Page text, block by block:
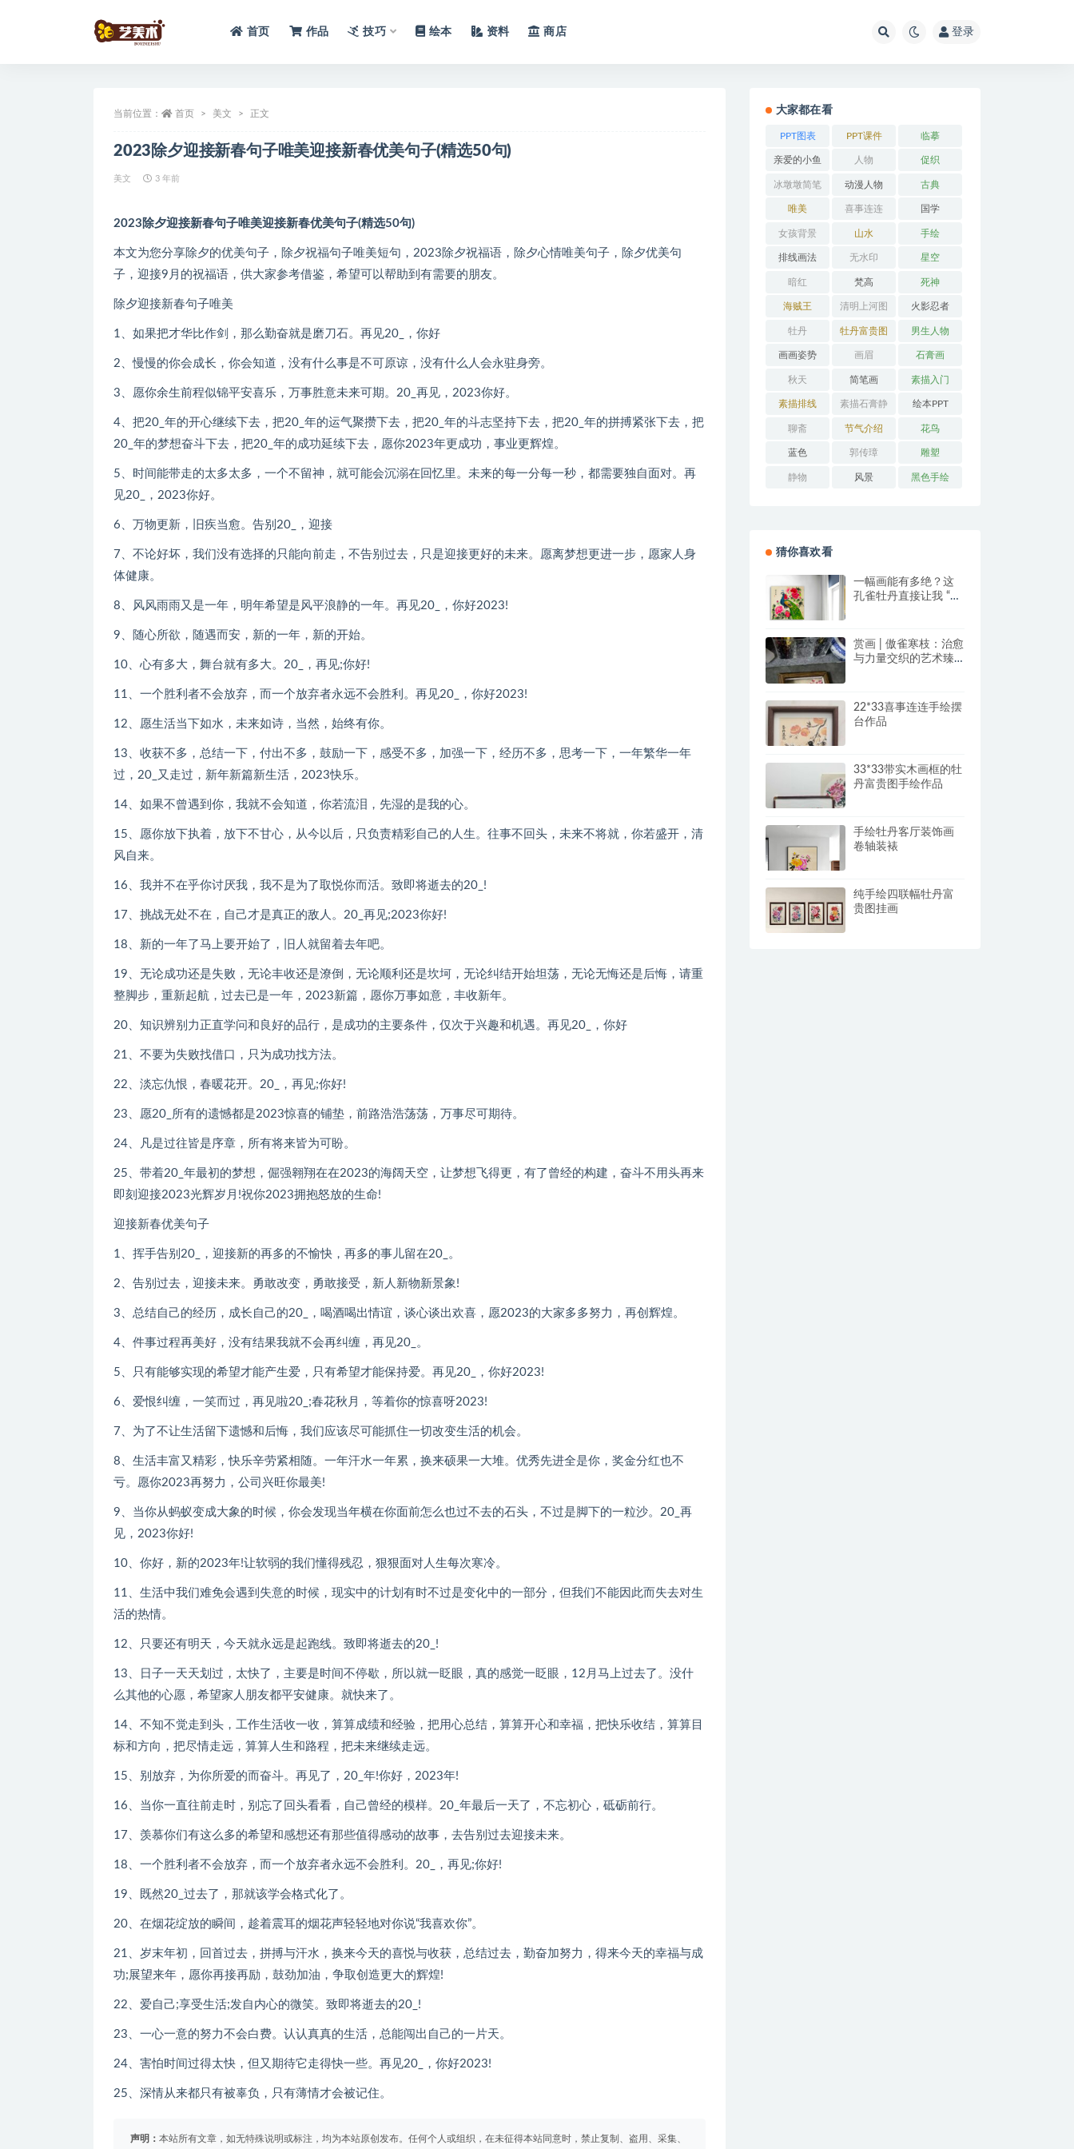
首页 作品 技巧 绘本 资料 商店 登录
当前位置： 首页 美文 正文
2023除夕迎接新春句子唯美迎接新春优美句子(精选50句)
美文 3 年前
2023除夕迎接新春句子唯美迎接新春优美句子(精选50句)
本文为您分享除夕的优美句子，除夕祝福句子唯美短句，2023除夕祝福语，除夕心情唯美句子，除夕优美句
子，迎接9月的祝福语，供大家参考借鉴，希望可以帮助到有需要的朋友。
除夕迎接新春句子唯美
1、如果把才华比作剑，那么勤奋就是磨刀石。再见20_，你好
2、慢慢的你会成长，你会知道，没有什么事是不可原谅，没有什么人会永驻身旁。
3、愿你余生前程似锦平安喜乐，万事胜意未来可期。20_再见，2023你好。
4、把20_年的开心继续下去，把20_年的运气聚攒下去，把20_年的斗志坚持下去，把20_年的拼搏紧张下去，把
20_年的梦想奋斗下去，把20_年的成功延续下去，愿你2023年更成功，事业更辉煌。
5、时间能带走的太多太多，一个不留神，就可能会沉溺在回忆里。未来的每一分每一秒，都需要独自面对。再
见20_，2023你好。
6、万物更新，旧疾当愈。告别20_，迎接
7、不论好坏，我们没有选择的只能向前走，不告别过去，只是迎接更好的未来。愿离梦想更进一步，愿家人身
体健康。
8、风风雨雨又是一年，明年希望是风平浪静的一年。再见20_，你好2023!
9、随心所欲，随遇而安，新的一年，新的开始。
10、心有多大，舞台就有多大。20_，再见;你好!
11、一个胜利者不会放弃，而一个放弃者永远不会胜利。再见20_，你好2023!
12、愿生活当下如水，未来如诗，当然，始终有你。
13、收获不多，总结一下，付出不多，鼓励一下，感受不多，加强一下，经历不多，思考一下，一年繁华一年
过，20_又走过，新年新篇新生活，2023快乐。
14、如果不曾遇到你，我就不会知道，你若流泪，先湿的是我的心。
15、愿你放下执着，放下不甘心，从今以后，只负责精彩自己的人生。往事不回头，未来不将就，你若盛开，清
风自来。
16、我并不在乎你讨厌我，我不是为了取悦你而活。致即将逝去的20_!
17、挑战无处不在，自己才是真正的敌人。20_再见;2023你好!
18、新的一年了马上要开始了，旧人就留着去年吧。
19、无论成功还是失败，无论丰收还是潦倒，无论顺利还是坎坷，无论纠结开始坦荡，无论无悔还是后悔，请重
整脚步，重新起航，过去已是一年，2023新篇，愿你万事如意，丰收新年。
20、知识辨别力正直学问和良好的品行，是成功的主要条件，仅次于兴趣和机遇。再见20_，你好
21、不要为失败找借口，只为成功找方法。
22、淡忘仇恨，春暖花开。20_，再见;你好!
23、愿20_所有的遗憾都是2023惊喜的铺垫，前路浩浩荡荡，万事尽可期待。
24、凡是过往皆是序章，所有将来皆为可盼。
25、带着20_年最初的梦想，倔强翱翔在在2023的海阔天空，让梦想飞得更，有了曾经的构建，奋斗不用头再来
即刻迎接2023光辉岁月!祝你2023拥抱怒放的生命!
迎接新春优美句子
1、挥手告别20_，迎接新的再多的不愉快，再多的事儿留在20_。
2、告别过去，迎接未来。勇敢改变，勇敢接受，新人新物新景象!
3、总结自己的经历，成长自己的20_，喝酒喝出情谊，谈心谈出欢喜，愿2023的大家多多努力，再创辉煌。
4、件事过程再美好，没有结果我就不会再纠缠，再见20_。
5、只有能够实现的希望才能产生爱，只有希望才能保持爱。再见20_，你好2023!
6、爱恨纠缠，一笑而过，再见啦20_;春花秋月，等着你的惊喜呀2023!
7、为了不让生活留下遗憾和后悔，我们应该尽可能抓住一切改变生活的机会。
8、生活丰富又精彩，快乐辛劳紧相随。一年汗水一年累，换来硕果一大堆。优秀先进全是你，奖金分红也不
亏。愿你2023再努力，公司兴旺你最美!
9、当你从蚂蚁变成大象的时候，你会发现当年横在你面前怎么也过不去的石头，不过是脚下的一粒沙。20_再
见，2023你好!
10、你好，新的2023年!让软弱的我们懂得残忍，狠狠面对人生每次寒冷。
11、生活中我们难免会遇到失意的时候，现实中的计划有时不过是变化中的一部分，但我们不能因此而失去对生
活的热情。
12、只要还有明天，今天就永远是起跑线。致即将逝去的20_!
13、日子一天天划过，太快了，主要是时间不停歇，所以就一眨眼，真的感觉一眨眼，12月马上过去了。没什
么其他的心愿，希望家人朋友都平安健康。就快来了。
14、不知不觉走到头，工作生活收一收，算算成绩和经验，把用心总结，算算开心和幸福，把快乐收结，算算目
标和方向，把尽情走远，算算人生和路程，把未来继续走远。
15、别放弃，为你所爱的而奋斗。再见了，20_年!你好，2023年!
16、当你一直往前走时，别忘了回头看看，自己曾经的模样。20_年最后一天了，不忘初心，砥砺前行。
17、羡慕你们有这么多的希望和感想还有那些值得感动的故事，去告别过去迎接未来。
18、一个胜利者不会放弃，而一个放弃者永远不会胜利。20_，再见;你好!
19、既然20_过去了，那就该学会格式化了。
20、在烟花绽放的瞬间，趁着震耳的烟花声轻轻地对你说“我喜欢你”。
21、岁末年初，回首过去，拼搏与汗水，换来今天的喜悦与收获，总结过去，勤奋加努力，得来今天的幸福与成
功;展望来年，愿你再接再励，鼓劲加油，争取创造更大的辉煌!
22、爱自己;享受生活;发自内心的微笑。致即将逝去的20_!
23、一心一意的努力不会白费。认认真真的生活，总能闯出自己的一片天。
24、害怕时间过得太快，但又期待它走得快一些。再见20_，你好2023!
25、深情从来都只有被辜负，只有薄情才会被记住。
声明： 本站所有文章，如无特殊说明或标注，均为本站原创发布。任何个人或组织，在未征得本站同意时，禁止复制、盗用、采集、
大家都在看
PPT图表 PPT课件 临摹
亲爱的小鱼 人物 促织
冰墩墩简笔
画
动漫人物 古典
唯美 喜事连连 国学
女孩背景 山水 手绘
排线画法 无水印 星空
暗红 梵高 死神
海贼王 清明上河图 火影忍者
牡丹 牡丹富贵图 男生人物
画画姿势 画眉 石膏画
秋天 简笔画 素描入门
素描排线 素描石膏静
物
绘本PPT
聊斋 节气介绍 花鸟
蓝色 郭传璋 雕塑
静物 风景 黑色手绘
猜你喜欢看
一幅画能有多绝？这
孔雀牡丹直接让我 “哇
赏画 | 傲雀寒枝：治愈
与力量交织的艺术臻
22*33喜事连连手绘摆
台作品
33*33带实木画框的牡
丹富贵图手绘作品
手绘牡丹客厅装饰画
卷轴装裱
纯手绘四联幅牡丹富
贵图挂画